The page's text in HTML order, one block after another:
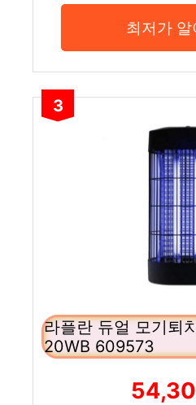
최저가 알
3
라플란 듀얼 모기퇴
20WB 609573